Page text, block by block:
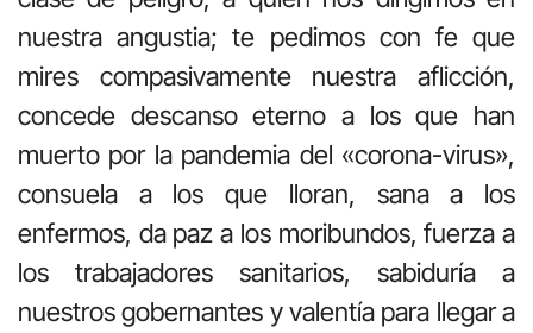
nuestra angustia; te pedimos con fe que
mires compasivamente nuestra aflicción,
concede descanso eterno a los que han
muerto por la pandemia del «corona-virus»,
consuela a los que lloran, sana a los
enfermos, da paz a los moribundos, fuerza a
los trabajadores sanitarios, sabiduría a
nuestros gobernantes y valentía para llegar a